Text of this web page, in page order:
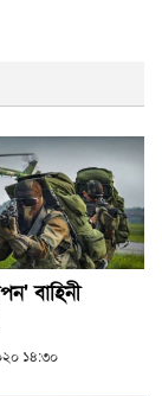
বাহিনী
১৪:৩০